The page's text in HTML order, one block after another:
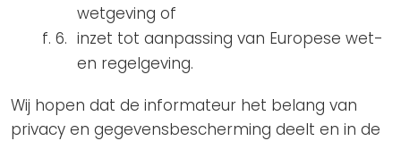
wetgeving of
inzet tot aanpassing van Europese wet-
en regelgeving.
Wij hopen dat de informateur het belang van
privacy en gegevensbescherming deelt en in de